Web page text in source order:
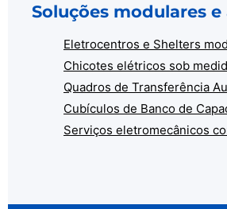
Soluções modulares
Eletrocentros e Shelters
Chicotes elétricos sob
Quadros de Transferência
Cubículos de Banco de
Serviços eletromecânicos